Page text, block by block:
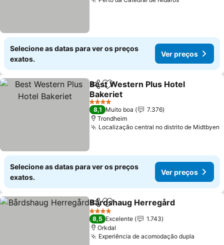
Selecione as datas para ver os preços
exatos.
Ver preços
PartilharAdicionar aos favoritos
Best Western Plus Hotel
Bakeriet
4 Estrelas
8,1 Muito boa
7.376
Trondheim
Localização central no distrito de Midtbyen
Selecione as datas para ver os preços
exatos.
Ver preços
PartilharAdicionar aos favoritos
Bårdshaug Herregård
4 Estrelas
8,5 Excelente
1.743
Orkdal
Experiência de acomodação dupla